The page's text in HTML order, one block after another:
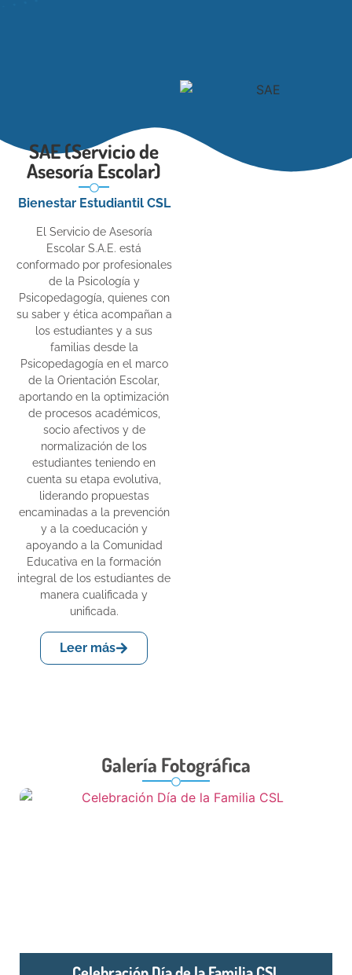
SAE (Servicio de
Asesoría Escolar)
Bienestar Estudiantil CSL
El Servicio de Asesoría
Escolar S.A.E. está
conformado por profesionales
de la Psicología y
Psicopedagogía, quienes con
su saber y ética acompañan a
los estudiantes y a sus
familias desde la
Psicopedagogía en el marco
de la Orientación Escolar,
aportando en la optimización
de procesos académicos,
socio afectivos y de
normalización de los
estudiantes teniendo en
cuenta su etapa evolutiva,
liderando propuestas
encaminadas a la prevención
y a la coeducación y
apoyando a la Comunidad
Educativa en la formación
integral de los estudiantes de
manera cualificada y
unificada.
Leer más
Galería Fotográfica